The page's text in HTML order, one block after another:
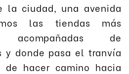
la ciudad, una avenida
las tiendas más
acompañadas de
y donde pasa el tranvía
de hacer camino hacia